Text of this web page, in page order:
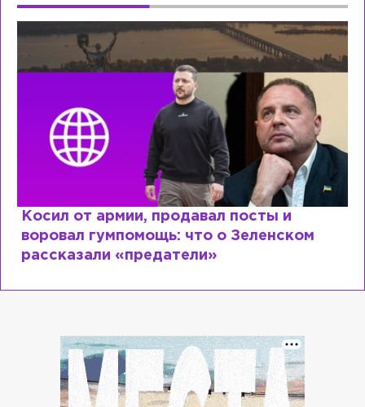
Рыдает из-за мужа, но опять флиртует с
Лазаревым: как Лера Кудрявцева
сходит с ума